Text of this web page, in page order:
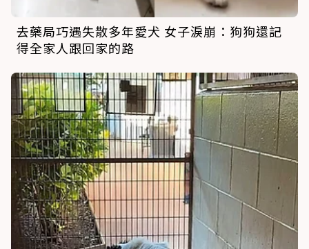
去藥局巧遇失散多年愛犬 女子淚崩：狗狗還記
得全家人跟回家的路